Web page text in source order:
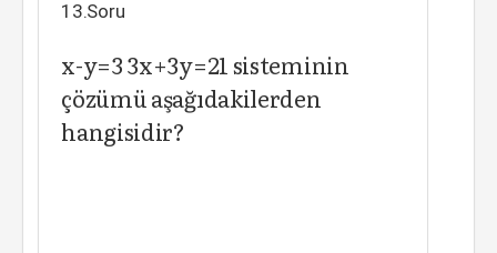
13.Soru
x-y=3 3x+3y=21 sisteminin
çözümü aşağıdakilerden
hangisidir?